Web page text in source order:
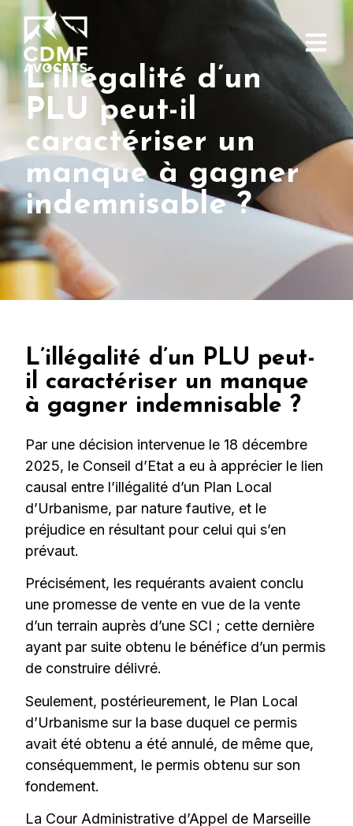
L’illégalité d’un
PLU peut-il
caractériser un
manque à gagner
indemnisable ?
L’illégalité d’un PLU peut-
il caractériser un manque
à gagner indemnisable ?
Par une décision intervenue le 18 décembre
2025, le Conseil d’Etat a eu à apprécier le lien
causal entre l’illégalité d’un Plan Local
d’Urbanisme, par nature fautive, et le
préjudice en résultant pour celui qui s’en
prévaut.
Précisément, les requérants avaient conclu
une promesse de vente en vue de la vente
d’un terrain auprès d’une SCI ; cette dernière
ayant par suite obtenu le bénéfice d’un permis
de construire délivré.
Seulement, postérieurement, le Plan Local
d’Urbanisme sur la base duquel ce permis
avait été obtenu a été annulé, de même que,
conséquemment, le permis obtenu sur son
fondement.
La Cour Administrative d’Appel de Marseille